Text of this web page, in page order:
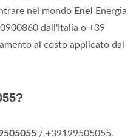
nel mondo Enel
Energia
dall'Italia o +39
al costo applicato dal
/ +39199505055.